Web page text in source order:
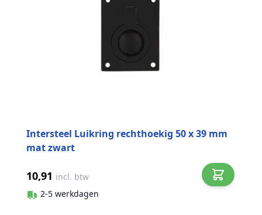
Intersteel Luikring rechthoekig 50 x 39 mm
mat zwart
10,91 incl. btw
2-5 werkdagen